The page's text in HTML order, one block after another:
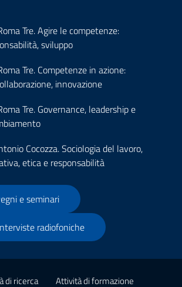
Tre. Agire le competenze:
sviluppo
Tre. Competenze in azione:
innovazione
Tre. Governance, leadership e
Cocozza. Sociologia del lavoro,
etica e responsabilità
e seminari
radiofoniche
di ricerca Attività di formazione